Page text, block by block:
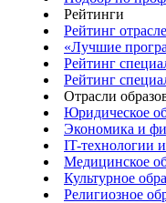
Рейтинги
Рейтинг
«Лучшие
Рейтинг
Рейтинг
Отрасли
Юридическое
Экономика и
IT-технологии
Медицинское
Культурное
Религиозное